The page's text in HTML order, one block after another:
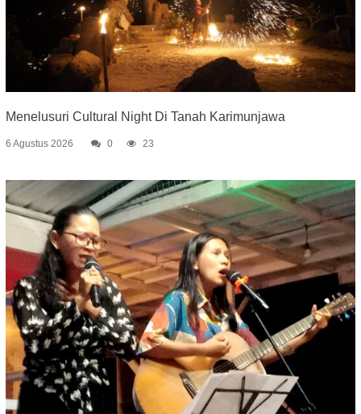
Menelusuri Cultural Night Di Tanah Karimunjawa
6 Agustus 2026 0 23